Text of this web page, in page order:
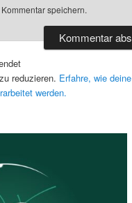
speichern.
reduzieren. Erfahre, wie deine
werden.